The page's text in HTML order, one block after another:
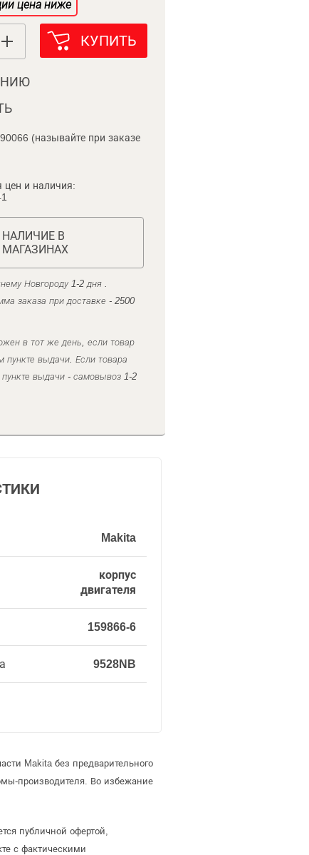
цена ниже
КУПИТЬ
(называйте при заказе
цен и наличия:
НАЛИЧИЕ В
МАГАЗИНАХ
Новгороду 1-2 дня .
заказа при доставке - 2500
в тот же день, если товар
пункте выдачи. Если товара
выдачи - самовывоз 1-2
Makita
корпус
двигателя
159866-6
9528NB
Makita без предварительного
производителя. Во избежание
публичной офертой,
с фактическими